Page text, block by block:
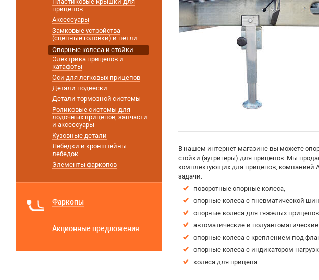
В нашем интернет магазине вы можете
стойки (аутригеры) для прицепов. Мы
комплектующих для прицепов, компанией
задачи:
поворотные опорные колеса,
опорные колеса с пневматической
опорные колеса для тяжелых
автоматические и
опорные колеса с креплением под
опорные колеса с индикатором
колеса для прицепа
прицепов
Аксессуары
Замковые устройства
(сцепные головки) и петли
Опорные колеса и стойки
Электрика прицепов и
катафоты
Оси для легковых прицепов
Детали подвески
Детали тормозной системы
Роликовые системы для
лодочных прицепов, запчасти
и аксессуары
Кузовные детали
Лебёдки и кронштейны
лебедок
Элементы фаркопов
Фаркопы
Акционные предложения